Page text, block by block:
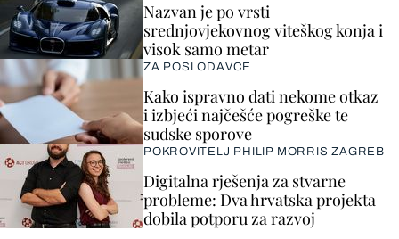
Nazvan je po vrsti
srednjovjekovnog viteškog konja i
visok samo metar
ZA POSLODAVCE
Kako ispravno dati nekome otkaz
i izbjeći najčešće pogreške te
sudske sporove
POKROVITELJ PHILIP MORRIS ZAGREB
Digitalna rješenja za stvarne
probleme: Dva hrvatska projekta
dobila potporu za razvoj